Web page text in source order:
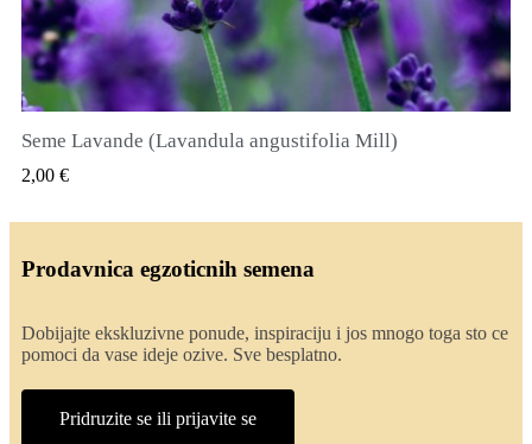
QUICK VIEW
Seme Lavande (Lavandula angustifolia Mill)
2,00 €
Prodavnica egzoticnih semena
Dobijajte ekskluzivne ponude, inspiraciju i jos mnogo toga sto ce
pomoci da vase ideje ozive. Sve besplatno.
Pridruzite se ili prijavite se